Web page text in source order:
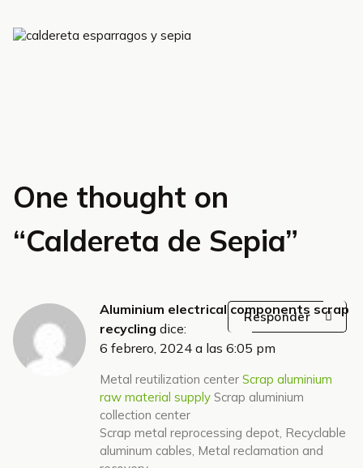
One thought on
“Caldereta de Sepia”
Aluminium electrical components scrap
recycling dice:
6 febrero, 2024 a las 6:05 pm
Metal reutilization center Scrap aluminium
raw material supply Scrap aluminium
collection center
Scrap metal reprocessing depot, Recyclable
aluminum cables, Metal reclamation and
Responder